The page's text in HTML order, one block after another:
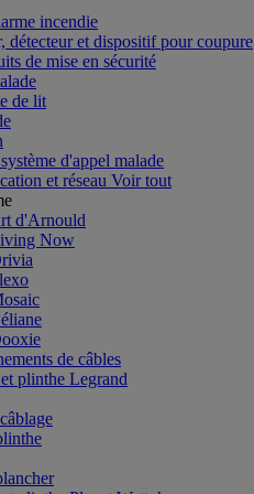
incendie
détecteur et dispositif pour coupure
de mise en sécurité
de lit
d'appel malade
et réseau Voir tout
d'Arnould
Now
de câbles
plinthe Legrand